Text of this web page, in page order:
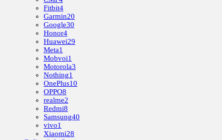
Fitbit4
Garmin20
Google30
Honor4
Huawei29
Meta1
Mobvoi1
Motorola3
Nothing1
OnePlus10
OPPO8
realme2
Redmi8
Samsung40
vivo1
Xiaomi28